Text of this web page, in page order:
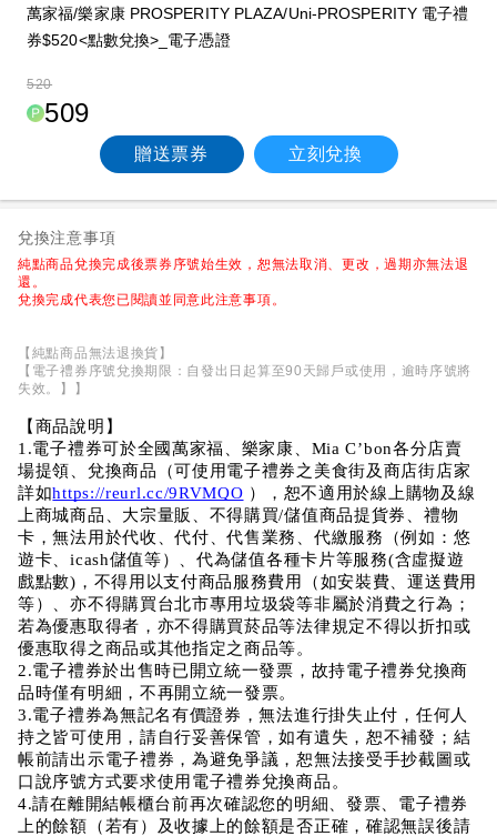
萬家福/樂家康 PROSPERITY PLAZA/Uni-PROSPERITY 電子禮
券$520<點數兌換>_電子憑證
520
509
贈送票券 立刻兌換
兌換注意事項
純點商品兌換完成後票券序號始生效，恕無法取消、更改，過期亦無法退
還。
兌換完成代表您已閱讀並同意此注意事項。
【純點商品無法退換貨】
【電子禮券序號兌換期限：自發出日起算至90天歸戶或使用，逾時序號將
失效。】】
【商品說明】
1.電子禮券可於全國萬家福、樂家康、Mia C’bon各分店賣
場提領、兌換商品（可使用電子禮券之美食街及商店街店家
詳如https://reurl.cc/9RVMQO ），恕不適用於線上購物及線
上商城商品、大宗量販、不得購買/儲值商品提貨券、禮物
卡，無法用於代收、代付、代售業務、代繳服務（例如：悠
遊卡、icash儲值等）、代為儲值各種卡片等服務(含虛擬遊
戲點數)，不得用以支付商品服務費用（如安裝費、運送費用
等）、亦不得購買台北市專用垃圾袋等非屬於消費之行為；
若為優惠取得者，亦不得購買菸品等法律規定不得以折扣或
優惠取得之商品或其他指定之商品等。
2.電子禮券於出售時已開立統一發票，故持電子禮券兌換商
品時僅有明細，不再開立統一發票。
3.電子禮券為無記名有價證券，無法進行掛失止付，任何人
持之皆可使用，請自行妥善保管，如有遺失，恕不補發；結
帳前請出示電子禮券，為避免爭議，恕無法接受手抄截圖或
口說序號方式要求使用電子禮券兌換商品。
4.請在離開結帳櫃台前再次確認您的明細、發票、電子禮券
上的餘額（若有）及收據上的餘額是否正確，確認無誤後請